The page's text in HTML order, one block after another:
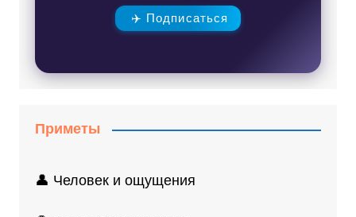
✈️ Подписаться
Приметы
👤 Человек и ощущения